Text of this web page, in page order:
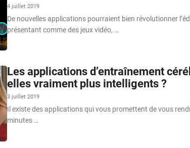
4 juillet 2019
De nouvelles applications pourraient bien révolutionner
présentant comme des jeux vidéo, …
Les applications d’entraînement
elles vraiment plus intelligents ?
3 juillet 2019
Il existe des applications qui vous promettent de vous
minutes …